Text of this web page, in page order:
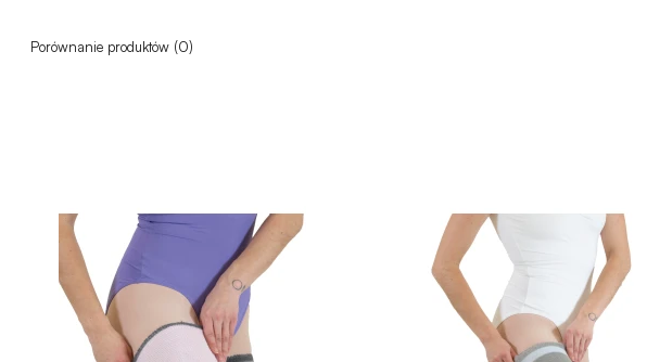
Porównanie produktów (0)